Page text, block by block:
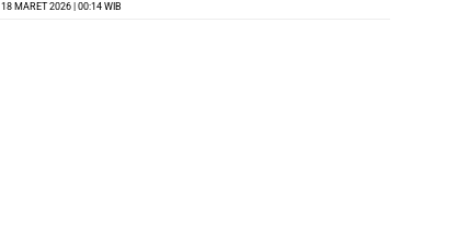
18 MARET 2026 | 00:14 WIB